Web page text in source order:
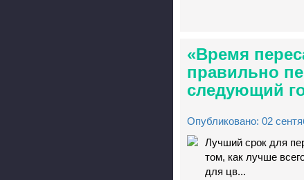
«Время
правильно
следующий
Опубликовано: 02
Лучший срок для
том, как лучше
для цв...